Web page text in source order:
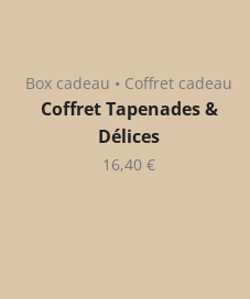
Box cadeau • Coffret cadeau
Coffret Tapenades &
Délices
16,40 €